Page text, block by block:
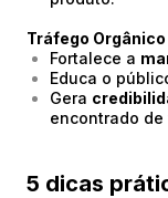
Tráfego Orgânico
Fortalece a
Educa o
Gera
encontrado
5 dicas